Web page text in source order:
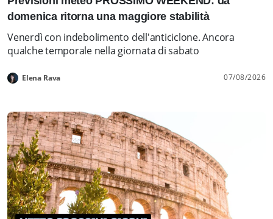
domenica ritorna una maggiore stabilità
Venerdì con indebolimento dell'anticiclone. Ancora
qualche temporale nella giornata di sabato
Elena Rava 07/08/2026